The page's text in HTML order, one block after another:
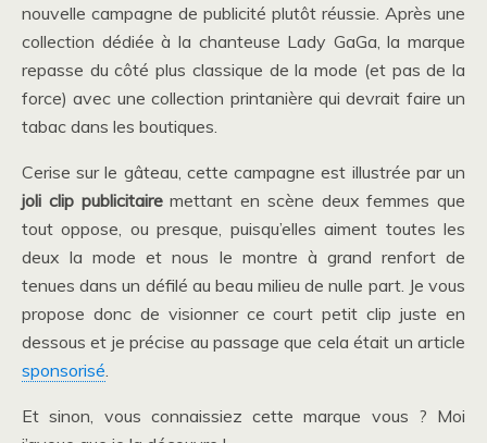
nouvelle campagne de publicité plutôt réussie. Après une
collection dédiée à la chanteuse Lady GaGa, la marque
repasse du côté plus classique de la mode (et pas de la
force) avec une collection printanière qui devrait faire un
tabac dans les boutiques.
Cerise sur le gâteau, cette campagne est illustrée par un
joli clip publicitairemettant en scène deux femmes que
tout oppose, ou presque, puisqu’elles aiment toutes les
deux la mode et nous le montre à grand renfort de
tenues dans un défilé au beau milieu de nulle part. Je vous
propose donc de visionner ce court petit clip juste en
dessous et je précise au passage que cela était un article
sponsorisé.
Et sinon, vous connaissiez cette marque vous ? Moi